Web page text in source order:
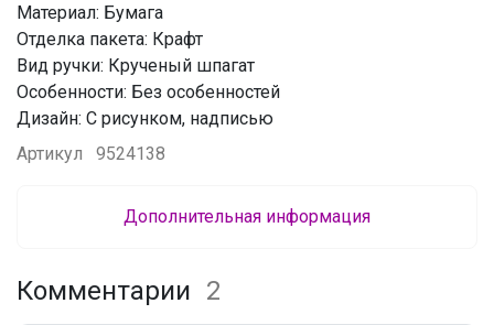
Материал: Бумага
Отделка пакета: Крафт
Вид ручки: Крученый шпагат
Особенности: Без особенностей
Дизайн: С рисунком, надписью
Артикул
9524138
Дополнительная информация
Комментарии 2